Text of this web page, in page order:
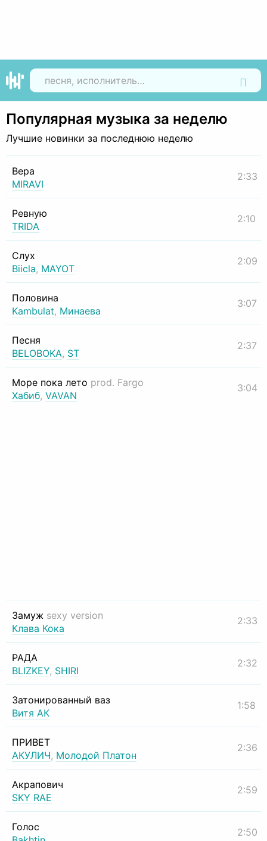
Популярная музыка за неделю
Лучшие новинки за последнюю неделю
Вера
MIRAVI
2:33
Ревную
TRIDA
2:10
Слух
Biicla, MAYOT
2:09
Половина
Kambulat, Минаева
3:07
Песня
BELOBOKA, ST
2:37
Море пока лето prod. Fargo
Хабиб, VAVAN
3:04
Замуж sexy version
Клава Кока
2:33
РАДА
BLIZKEY, SHIRI
2:32
Затонированный ваз
Витя АК
1:58
ПРИВЕТ
АКУЛИЧ, Молодой Платон
2:36
Акрапович
SKY RAE
2:59
Голос
2:50